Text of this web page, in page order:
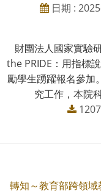
日期 :
財團法人國家實驗
the PRIDE：用指標
勵學生踴躍報名參加
究工作，本院
轉知～教育部跨領